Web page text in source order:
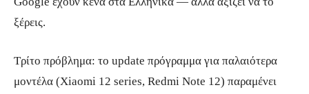
ξέρεις.
Τρίτο πρόβλημα: το update πρόγραμμα για παλαιότερα
μοντέλα (Xiaomi 12 series, Redmi Note 12) παραμένει